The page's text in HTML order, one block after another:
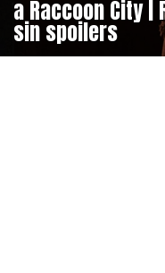
a Raccoon City |
sin spoilers